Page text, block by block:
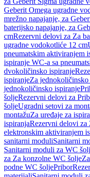
Geberit Omega ugradne
mrežno napajanje, za
baterijsko napajanje, za
cmRezervni delovi za Za
ugradne vodokotliće 12 cm
pneumatskim aktiviranjem
ispiranje WC-a sa
dvokoličinsko ispiranje
ispiranjeZa jednokoličinsko
jednokoličinsko ispiranje
šoljeRezervni delovi za
šoljeUgradni setovi za
montažuZa uređaje za
ispiranjaRezervni delovi za
elektronskim aktiviranjem
sanitarni moduliSanitarni
Sanitarni moduli za WC
za Za konzolne WC šolje
podne WC šoljePribor